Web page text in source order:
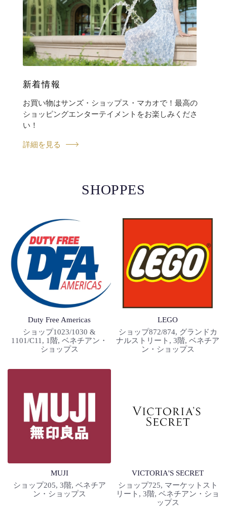
新着情報
お買い物はサンズ・ショップス・マカオで！最高の
ショッピングエンターテイメントをお楽しみくださ
い！
詳細を見る
SHOPPES
Duty Free Americas
ショップ1023/1030 &
1101/C11, 1階, ベネチアン・
ショップス
LEGO
ショップ872/874, グランドカ
ナルストリート, 3階, ベネチア
ン・ショップス
MUJI
ショップ205, 3階, ベネチア
ン・ショップス
VICTORIA'S SECRET
ショップ725, マーケットスト
リート, 3階, ベネチアン・ショ
ップス